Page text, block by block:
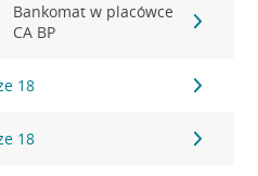
Bankomat w placówce
CA BP
18
18